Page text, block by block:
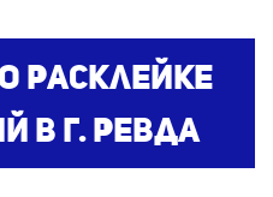
расклейке
в г. Ревда